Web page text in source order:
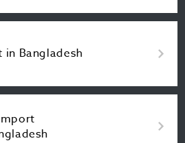
in Bangladesh